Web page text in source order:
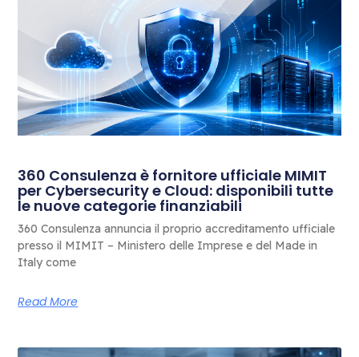
360 Consulenza è fornitore ufficiale MIMIT
per Cybersecurity e Cloud: disponibili tutte
le nuove categorie finanziabili
360 Consulenza annuncia il proprio accreditamento ufficiale
presso il MIMIT – Ministero delle Imprese e del Made in
Italy come
Read More